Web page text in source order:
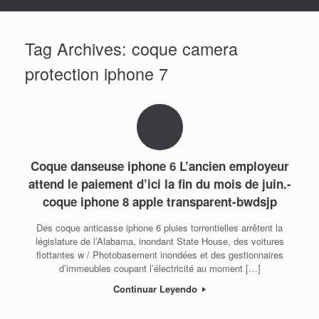
Tag Archives: coque camera
protection iphone 7
Coque danseuse iphone 6 L’ancien employeur
attend le paiement d’ici la fin du mois de juin.-
coque iphone 8 apple transparent-bwdsjp
Des coque anticasse iphone 6 pluies torrentielles arrêtent la
législature de l’Alabama, inondant State House, des voitures
flottantes w / Photobasement inondées et des gestionnaires
d’immeubles coupant l’électricité au moment […]
Continuar Leyendo